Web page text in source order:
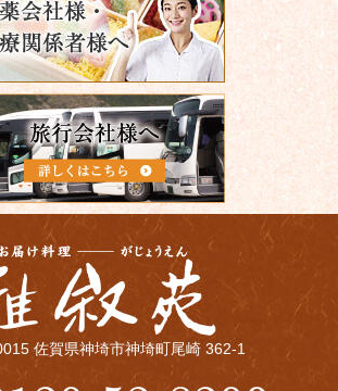
佐賀県神埼市神埼町尾崎 362-1